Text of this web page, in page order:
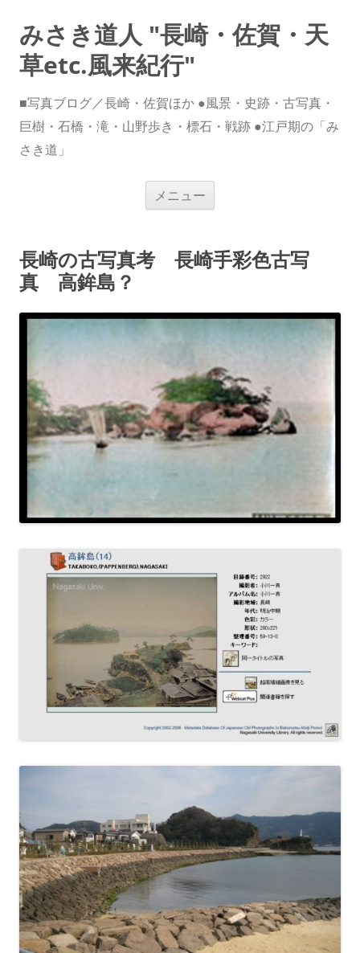
みさき道人 "長崎・佐賀・天
草etc.風来紀行"
■写真ブログ／長崎・佐賀ほか ●風景・史跡・古写真・
巨樹・石橋・滝・山野歩き・標石・戦跡 ●江戸期の「み
さき道」
メニュー
ス
キ
長崎の古写真考 長崎手彩色古写
真 高鉾島？